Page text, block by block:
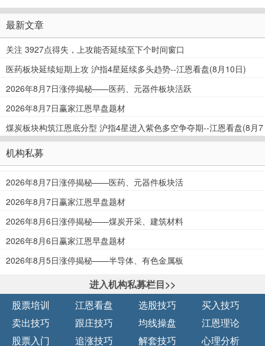
最新文章
关注 3927点得失，上攻能否延续至下个时间窗口
医药板块延续短期上攻 沪指4星延续多头趋势--江恩看盘(8月10日)
2026年8月7日涨停揭秘——医药、元器件板块活跃
2026年8月7日赢家江恩早盘题材
煤炭板块构筑江恩底分型 沪指4星进入紫色多空争夺期--江恩看盘(8月7
日)
机构私募
2026年8月7日涨停揭秘——医药、元器件板块活
2026年8月7日赢家江恩早盘题材
2026年8月6日涨停揭秘——煤炭开采、建筑材料
2026年8月6日赢家江恩早盘题材
2026年8月5日涨停揭秘——半导体、有色金属板
进入机构私募栏目>>
股票培训 江恩看盘 选股技巧
买入技巧
卖出技巧
跟庄技巧 均线操盘
江恩理论
股票入门
追涨技巧 解套技巧 心理分析